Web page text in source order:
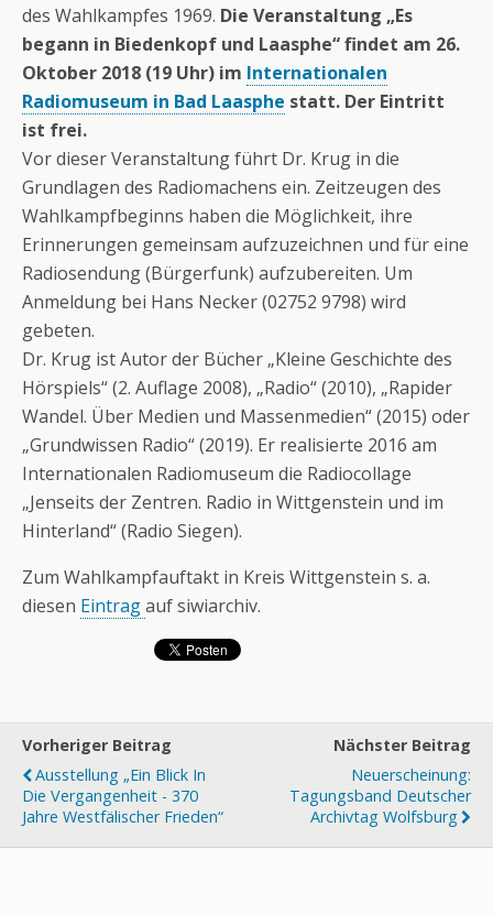
des Wahlkampfes 1969. Die Veranstaltung „Es
begann in Biedenkopf und Laasphe“ findet am 26.
Oktober 2018 (19 Uhr) im Internationalen
Radiomuseum in Bad Laasphe statt. Der Eintritt
ist frei.
Vor dieser Veranstaltung führt Dr. Krug in die
Grundlagen des Radiomachens ein. Zeitzeugen des
Wahlkampfbeginns haben die Möglichkeit, ihre
Erinnerungen gemeinsam aufzuzeichnen und für eine
Radiosendung (Bürgerfunk) aufzubereiten. Um
Anmeldung bei Hans Necker (02752 9798) wird
gebeten.
Dr. Krug ist Autor der Bücher „Kleine Geschichte des
Hörspiels“ (2. Auflage 2008), „Radio“ (2010), „Rapider
Wandel. Über Medien und Massenmedien“ (2015) oder
„Grundwissen Radio“ (2019). Er realisierte 2016 am
Internationalen Radiomuseum die Radiocollage
„Jenseits der Zentren. Radio in Wittgenstein und im
Hinterland“ (Radio Siegen).
Zum Wahlkampfauftakt in Kreis Wittgenstein s. a.
diesen Eintragauf siwiarchiv.
Vorheriger Beitrag
Ausstellung „Ein Blick In
Die Vergangenheit - 370
Jahre Westfälischer Frieden“
Nächster Beitrag
Neuerscheinung:
Tagungsband Deutscher
Archivtag Wolfsburg